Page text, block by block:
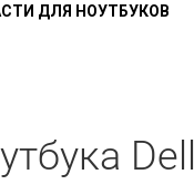
ДЛЯ НОУТБУКОВ